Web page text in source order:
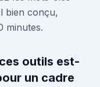
bien conçu,
minutes.
outils est-
un cadre